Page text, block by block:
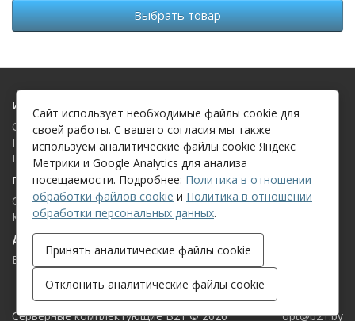
Выбрать товар
Информация
О компании
Политика в отношении обработки файлов cookie
Политика в отношении обработки персональных данных
Поддержка клиентов
Связаться с нами
Карта сайта
Дополнительно
Бренды
Серверные комплектующие B21 © 2026 opt@b21.by
Сайт использует необходимые файлы cookie для
своей работы. С вашего согласия мы также
используем аналитические файлы cookie Яндекс
Метрики и Google Analytics для анализа
посещаемости. Подробнее: Политика в отношении
обработки файлов cookie и Политика в отношении
обработки персональных данных.
Принять аналитические файлы cookie
Отклонить аналитические файлы cookie